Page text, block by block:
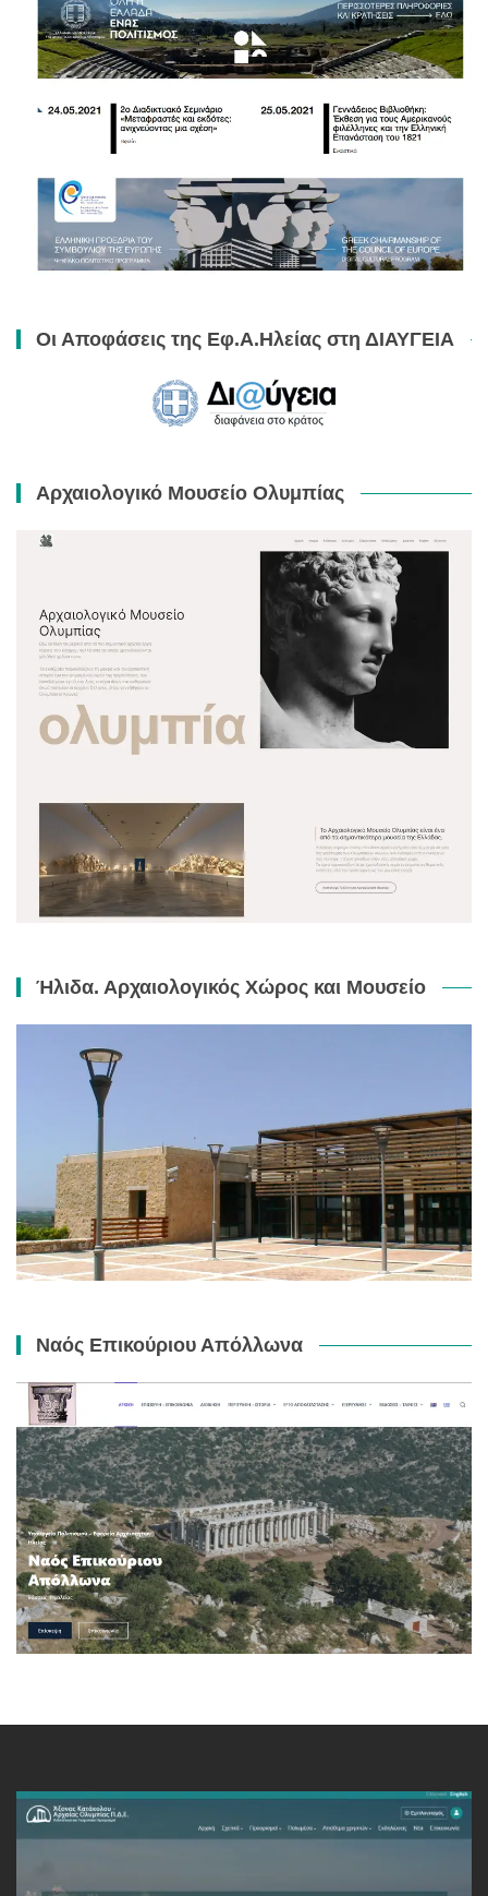
Οι Αποφάσεις της Εφ.Α.Ηλείας στη ΔΙΑΥΓΕΙΑ
Αρχαιολογικό Μουσείο Ολυμπίας
Ήλιδα. Αρχαιολογικός Χώρος και Μουσείο
Ναός Επικούριου Απόλλωνα